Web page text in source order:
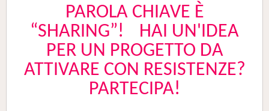
PAROLA CHIAVE È
“SHARING”! HAI UN'IDEA
PER UN PROGETTO DA
ATTIVARE CON RESISTENZE?
PARTECIPA!